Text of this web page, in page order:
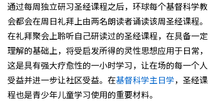
通过每周独立研习圣经课程之后，环球每个基督科学教
会都会在周日礼拜上由两名朗读者诵读该周圣经课程。
在礼拜聚会上聆听自己研读过的圣经课程，在具备一定
理解的基础上，将受启发所得的灵性思想应用于日常，
这是具有强大疗愈性的一小时学习，让在场的每一个人
受益并进一步让社区受益。在基督科学主日学，圣经课
程也是青少年儿童学习使用的重要材料。